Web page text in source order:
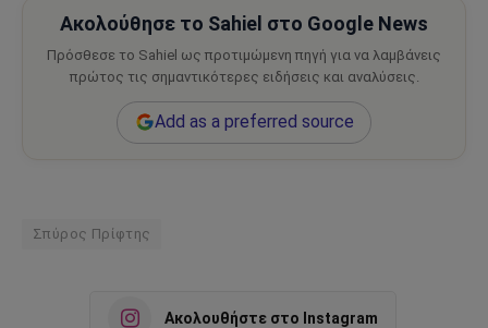
Ακολούθησε το Sahiel στο Google News
Πρόσθεσε το Sahiel ως προτιμώμενη πηγή για να λαμβάνεις
πρώτος τις σημαντικότερες ειδήσεις και αναλύσεις.
Add as a preferred source
Σπύρος Πρίφτης
Ακολουθήστε στο Instagram